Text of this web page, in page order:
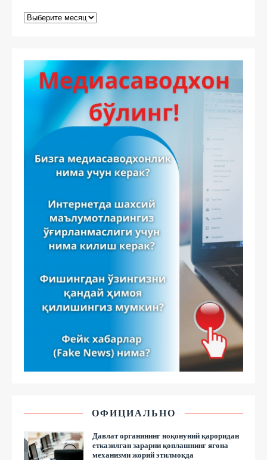
ОФИЦИАЛЬНО
Давлат органининг ноқонуний қароридан
етказилган зарарни қоплашнинг ягона
механизми жорий этилмоқда